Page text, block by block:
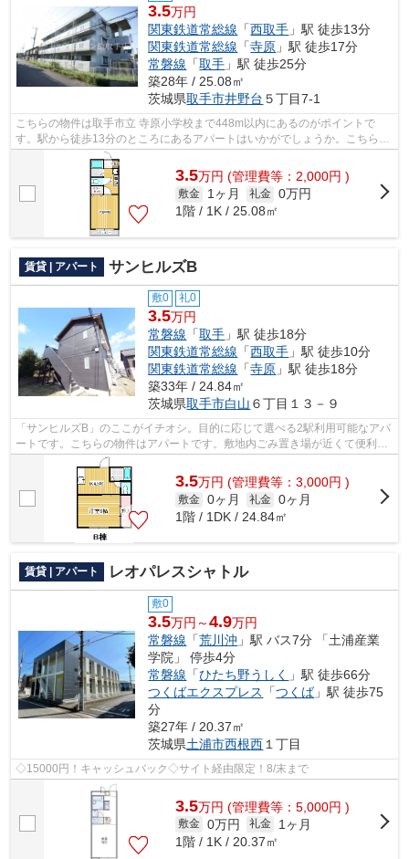
3.5万円
関東鉄道常総線 「西取手 」駅 徒歩13分
関東鉄道常総線 「寺原 」駅 徒歩17分
常磐線 「取手 」駅 徒歩25分
築28年 / 25.08㎡
茨城県取手市井野台 ５丁目7-1
こちらの物件は取手市立 寺原小学校まで448m以内にあるのがポイントで
す。駅から徒歩13分のところにあるアパートはいかがでしょうか。こちらの
物件はアパートです。取手市での物件探し...
3.5万円 (管理費等：2,000円 )
敷金 1ヶ月 礼金 0万円
1階 / 1K / 25.08㎡
賃貸 | アパート サンヒルズB
敷0 礼0
3.5万円
常磐線 「取手 」駅 徒歩18分
関東鉄道常総線 「西取手 」駅 徒歩10分
関東鉄道常総線 「寺原 」駅 徒歩18分
築33年 / 24.84㎡
茨城県取手市白山 ６丁目１３－９
「サンヒルズB」のここがイチオシ。目的に応じて選べる2駅利用可能なアパ
ートです。こちらの物件はアパートです。敷地内ごみ置き場が近くて便利。
こだわりたい条件などがあれば、0297-...
3.5万円 (管理費等：3,000円 )
敷金 0ヶ月 礼金 0ヶ月
1階 / 1DK / 24.84㎡
賃貸 | アパート レオパレスシャトル
敷0
3.5万円～4.9万円
常磐線 「荒川沖 」駅 バス7分 「土浦産業
学院」 停歩4分
常磐線 「ひたち野うしく
」駅 徒歩66分
つくばエクスプレス
「つくば」駅 徒歩75
分
築27年 / 20.37㎡
茨城県土浦市西根西１丁目
◇15000円！キャッシュバック◇サイト経由限定！8/末まで
3.5万円 (管理費等：5,000円 )
敷金 0万円 礼金
1ヶ月
1階 / 1K / 20.37㎡